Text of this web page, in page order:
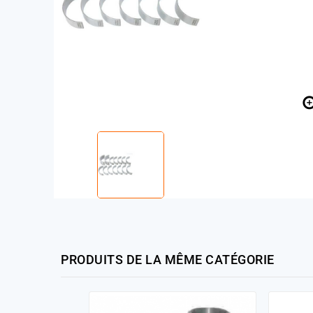
PRODUITS DE LA MÊME CATÉGORIE